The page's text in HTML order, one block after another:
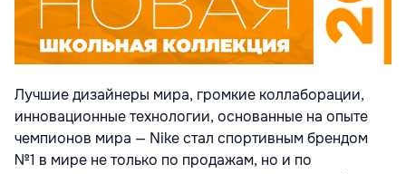
Лучшие дизайнеры мира, громкие коллаборации,
инновационные технологии, основанные на опыте
чемпионов мира — Nike стал спортивным брендом
№1 в мире не только по продажам, но и по